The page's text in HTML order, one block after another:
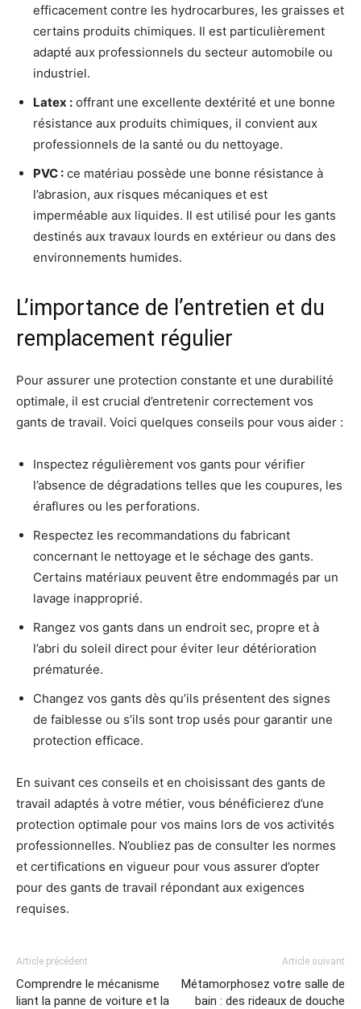
efficacement contre les hydrocarbures, les graisses et
certains produits chimiques. Il est particulièrement
adapté aux professionnels du secteur automobile ou
industriel.
Latex : offrant une excellente dextérité et une bonne
résistance aux produits chimiques, il convient aux
professionnels de la santé ou du nettoyage.
PVC : ce matériau possède une bonne résistance à
l’abrasion, aux risques mécaniques et est
imperméable aux liquides. Il est utilisé pour les gants
destinés aux travaux lourds en extérieur ou dans des
environnements humides.
L’importance de l’entretien et du
remplacement régulier
Pour assurer une protection constante et une durabilité
optimale, il est crucial d’entretenir correctement vos
gants de travail. Voici quelques conseils pour vous aider :
Inspectez régulièrement vos gants pour vérifier
l’absence de dégradations telles que les coupures, les
éraflures ou les perforations.
Respectez les recommandations du fabricant
concernant le nettoyage et le séchage des gants.
Certains matériaux peuvent être endommagés par un
lavage inapproprié.
Rangez vos gants dans un endroit sec, propre et à
l’abri du soleil direct pour éviter leur détérioration
prématurée.
Changez vos gants dès qu’ils présentent des signes
de faiblesse ou s’ils sont trop usés pour garantir une
protection efficace.
En suivant ces conseils et en choisissant des gants de
travail adaptés à votre métier, vous bénéficierez d’une
protection optimale pour vos mains lors de vos activités
professionnelles. N’oubliez pas de consulter les normes
et certifications en vigueur pour vous assurer d’opter
pour des gants de travail répondant aux exigences
requises.
Article précédent
Comprendre le mécanisme
liant la panne de voiture et la
Article suivant
Métamorphosez votre salle de
bain : des rideaux de douche